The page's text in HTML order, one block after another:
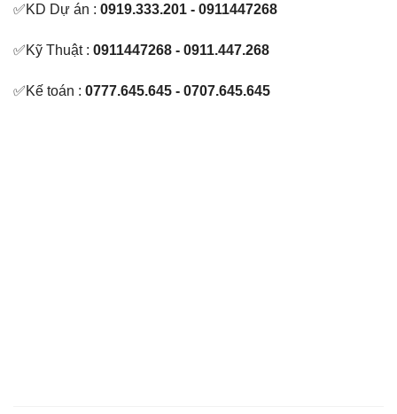
✅KD Dự án : 0919.333.201 - 0911447268
✅Kỹ Thuật : 0911447268 - 0911.447.268
✅Kế toán : 0777.645.645 - 0707.645.645